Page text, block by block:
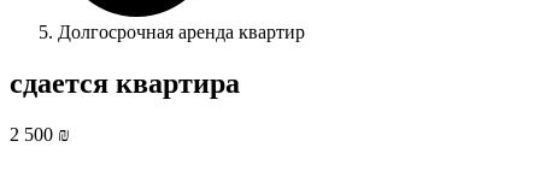
Долгосрочная аренда квартир
сдается квартира
2 500 ₪